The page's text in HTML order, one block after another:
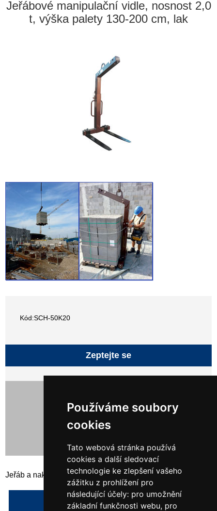
Používáme soubory
cookies
Tato webová stránka používá
cookies a další sledovací
technologie ke zlepšení vašeho
zážitku z prohlížení pro
následující účely: pro umožnění
základní funkčnosti webu, pro
Jeřábové manipulační vidle, nosnost 2,0
t, výška palety 130-200 cm, lak
Kód:SCH-50K20
Zeptejte se
38 841,00 Kč s DPH
Jeřáb a nakládací vidlice, model 2000, lakované
Napsat recenzi